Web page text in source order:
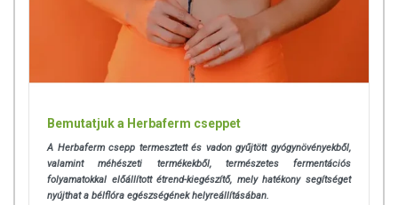
Bemutatjuk a Herbaferm cseppet
A Herbaferm csepp termesztett és vadon gyűjtött gyógynövényekből,
valamint méhészeti termékekből, természetes fermentációs
folyamatokkal előállított étrend-kiegészítő, mely hatékony segítséget
nyújthat a bélflóra egészségének helyreállításában.